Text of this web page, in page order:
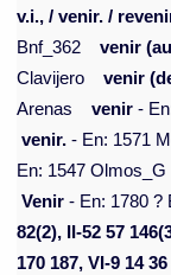
v.i., / venir. /
Bnf_362
venir
Clavijero
venir
Arenas
venir -
venir. - En: 1571
En: 1547 Olmos_G
Venir - En: 1780 ?
82(2), II-52 57
170 187, VI-9 14